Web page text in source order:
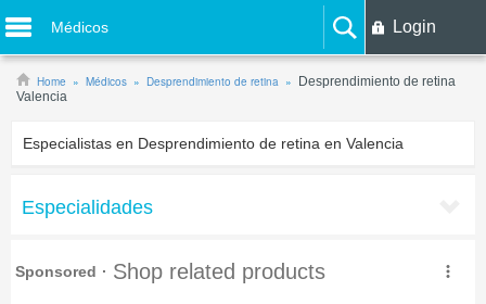
Médicos Login
Home Médicos Desprendimiento de retina
Desprendimiento de retina
Valencia
Especialistas en Desprendimiento de retina en Valencia
Especialidades